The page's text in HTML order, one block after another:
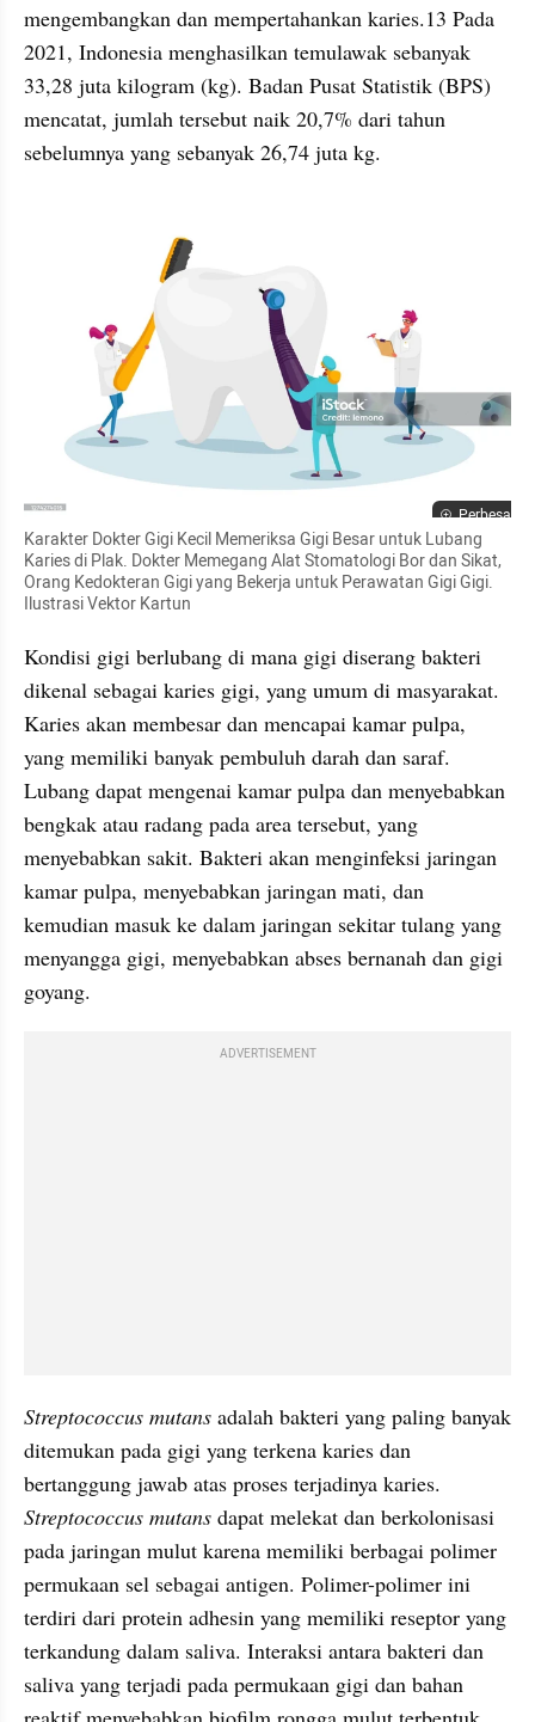
mengembangkan dan mempertahankan karies.13 Pada
2021, Indonesia menghasilkan temulawak sebanyak
33,28 juta kilogram (kg). Badan Pusat Statistik (BPS)
mencatat, jumlah tersebut naik 20,7% dari tahun
sebelumnya yang sebanyak 26,74 juta kg.
Perbesar
Karakter Dokter Gigi Kecil Memeriksa Gigi Besar untuk Lubang
Karies di Plak. Dokter Memegang Alat Stomatologi Bor dan Sikat,
Orang Kedokteran Gigi yang Bekerja untuk Perawatan Gigi Gigi.
Ilustrasi Vektor Kartun
Kondisi gigi berlubang di mana gigi diserang bakteri
dikenal sebagai karies gigi, yang umum di masyarakat.
Karies akan membesar dan mencapai kamar pulpa,
yang memiliki banyak pembuluh darah dan saraf.
Lubang dapat mengenai kamar pulpa dan menyebabkan
bengkak atau radang pada area tersebut, yang
menyebabkan sakit. Bakteri akan menginfeksi jaringan
kamar pulpa, menyebabkan jaringan mati, dan
kemudian masuk ke dalam jaringan sekitar tulang yang
menyangga gigi, menyebabkan abses bernanah dan gigi
goyang.
ADVERTISEMENT
Streptococcus mutans adalah bakteri yang paling banyak
ditemukan pada gigi yang terkena karies dan
Streptococcus mutans dapat melekat dan berkolonisasi
pada jaringan mulut karena memiliki berbagai polimer
permukaan sel sebagai antigen. Polimer-polimer ini
terdiri dari protein adhesin yang memiliki reseptor yang
terkandung dalam saliva. Interaksi antara bakteri dan
saliva yang terjadi pada permukaan gigi dan bahan